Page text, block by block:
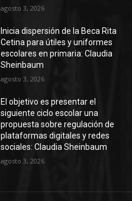
agosto 3, 2026
Inicia dispersión de la Beca Rita
Cetina para útiles y uniformes
escolares en primaria: Claudia
Sheinbaum
agosto 3, 2026
El objetivo es presentar el
siguiente ciclo escolar una
propuesta sobre regulación de
plataformas digitales y redes
sociales: Claudia Sheinbaum
agosto 3, 2026